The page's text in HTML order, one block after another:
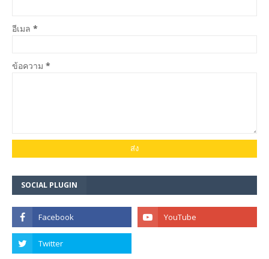
อีเมล *
ข้อความ *
SOCIAL PLUGIN